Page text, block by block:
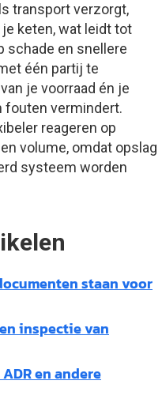
transport verzorgt,
keten, wat leidt tot
schade en snellere
één partij te
je voorraad én je
fouten vermindert.
reageren op
volume, omdat opslag
systeem worden
staan voor
inspectie van
en andere